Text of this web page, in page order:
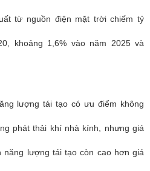
từ nguồn điện mặt trời chiếm tỷ
khoảng 1,6% vào năm 2025 và
lượng tái tạo có ưu điểm không
phát thải khí nhà kính, nhưng giá
năng lượng tái tạo còn cao hơn giá